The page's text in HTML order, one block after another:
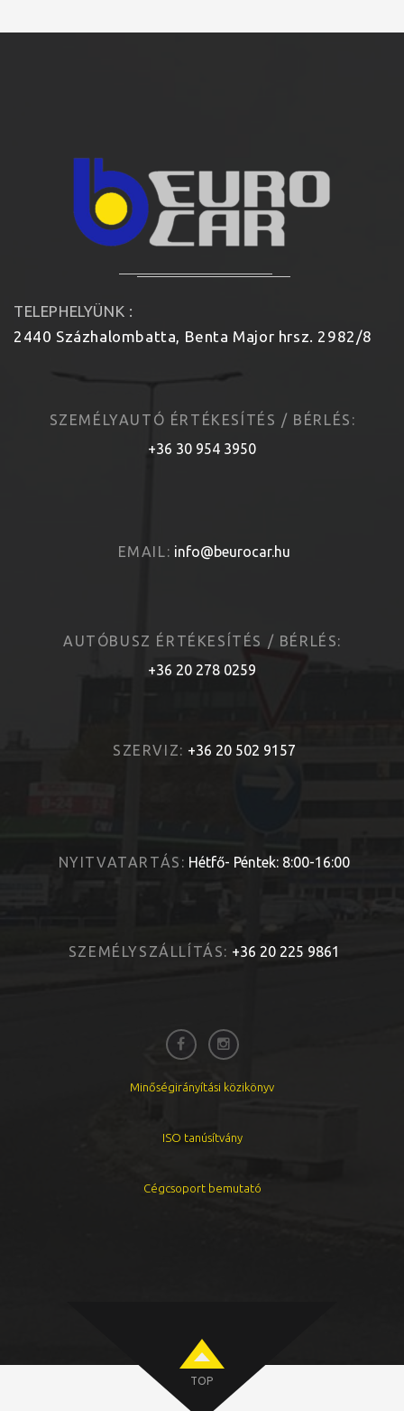
TELEPHELYÜNK :
2440 Százhalombatta, Benta Major hrsz. 2982/8
SZEMÉLYAUTÓ ÉRTÉKESÍTÉS / BÉRLÉS:
+36 30 954 3950
EMAIL: info@beurocar.hu
AUTÓBUSZ ÉRTÉKESÍTÉS / BÉRLÉS:
+36 20 278 0259
SZERVIZ: +36 20 502 9157
NYITVATARTÁS: Hétfő- Péntek: 8:00-16:00
SZEMÉLYSZÁLLÍTÁS: +36 20 225 9861
Minőségirányítási közikönyv
ISO tanúsítvány
Cégcsoport bemutató
TOP